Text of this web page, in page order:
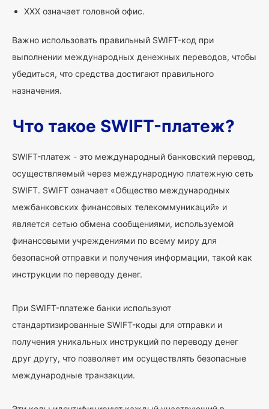
XXX означает головной офис.
Важно использовать правильный SWIFT-код при
выполнении международных денежных переводов, чтобы
убедиться, что средства достигают правильного
назначения.
Что такое SWIFT-платеж?
SWIFT-платеж - это международный банковский перевод,
осуществляемый через международную платежную сеть
SWIFT. SWIFT означает «Общество международных
межбанковских финансовых телекоммуникаций» и
является сетью обмена сообщениями, используемой
финансовыми учреждениями по всему миру для
безопасной отправки и получения информации, такой как
инструкции по переводу денег.
При SWIFT-платеже банки используют
стандартизированные SWIFT-коды для отправки и
получения уникальных инструкций по переводу денег
друг другу, что позволяет им осуществлять безопасные
международные транзакции.